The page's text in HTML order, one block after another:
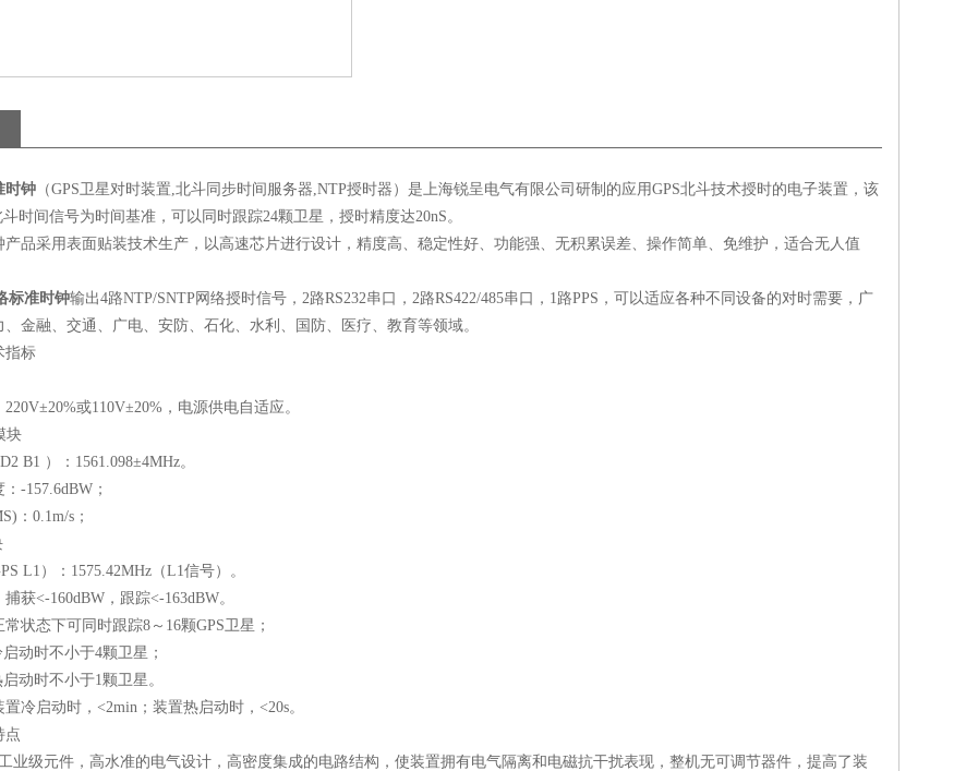
时钟 （GPS卫星对时装置,北斗同步时间服务器,NTP授时器 ）是上海锐呈电气有限公司研制的应用GPS北斗技术授时的电子装置，该
斗时间信号为时间基准，可以同时跟踪24颗卫星，授时精度达20nS。
产品采用表面贴装技术生产，以高速芯片进行设计，精度高、稳定性好、功能强、无积累误差、操作简单、免维护，适合无人值
标准时钟输出4路NTP/SNTP 网络授时信号， 2路RS232串口， 2路RS422/485串口， 1路PPS ，可以适应各种不同设备的对时需要，广
金融、交通、广电、安防、石化、水利、国防、医疗、教育等领域。
指标
220V±20%或110V±20% ，电源供电自适应。
块
B1 ）： 1561.098±4MHz。
-157.6dBW ；
： 0.1m/s ；
L1 ）： 1575.42MHz （L1信号）。
捕获<-160dBW ，跟踪<-163dBW。
常状态下可同时跟踪8 ～ 16颗GPS卫星；
动时不小于4颗卫星；
动时不小于1颗卫星。
置冷启动时，<2min ；装置热启动时，<20s。
点
业级元件，高水准的电气设计，高密度集成的电路结构，使装置拥有电气隔离和电磁抗干扰表现，整机无可调节器件，提高了装